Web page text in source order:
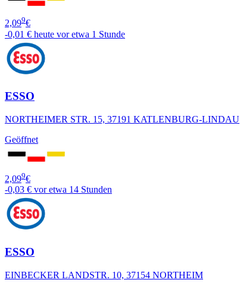
2,099€
-0,01 € heute vor etwa 1 Stunde
ESSO
NORTHEIMER STR. 15, 37191 KATLENBURG-LINDAU
Geöffnet
2,099€
-0,03 € vor etwa 14 Stunden
ESSO
EINBECKER LANDSTR. 10, 37154 NORTHEIM